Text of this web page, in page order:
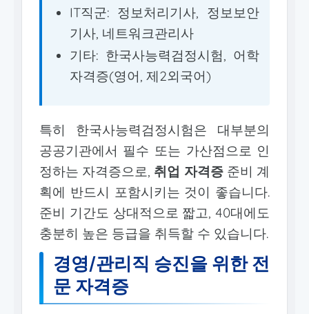
IT직군: 정보처리기사, 정보보안
기사, 네트워크관리사
기타: 한국사능력검정시험, 어학
자격증(영어, 제2외국어)
특히 한국사능력검정시험은 대부분의
공공기관에서 필수 또는 가산점으로 인
정하는 자격증으로, 취업 자격증준비 계
획에 반드시 포함시키는 것이 좋습니다.
준비 기간도 상대적으로 짧고, 40대에도
충분히 높은 등급을 취득할 수 있습니다.
경영/관리직 승진을 위한 전
문 자격증